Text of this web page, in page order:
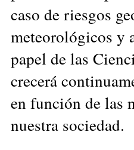
caso de riesgos
meteorológicos y
papel de las
crecerá
en función de las
nuestra sociedad.